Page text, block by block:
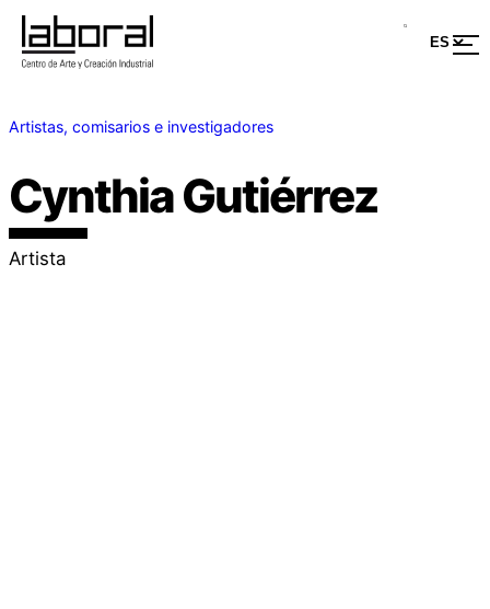
Artistas, comisarios e investigadores
Cynthia Gutiérrez
Artista